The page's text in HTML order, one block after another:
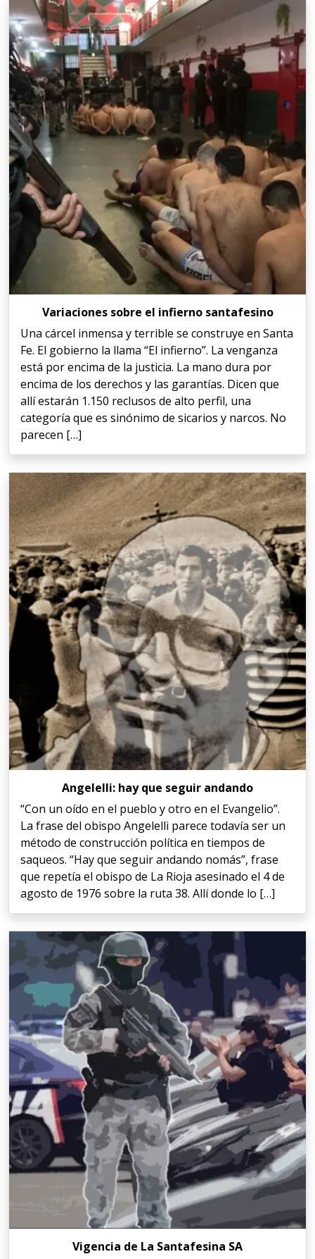
Variaciones sobre el infierno santafesino
Una cárcel inmensa y terrible se construye en Santa
Fe. El gobierno la llama “El infierno”. La venganza
está por encima de la justicia. La mano dura por
encima de los derechos y las garantías. Dicen que
allí estarán 1.150 reclusos de alto perfil, una
categoría que es sinónimo de sicarios y narcos. No
parecen […]
Angelelli: hay que seguir andando
“Con un oído en el pueblo y otro en el Evangelio”.
La frase del obispo Angelelli parece todavía ser un
método de construcción política en tiempos de
saqueos. “Hay que seguir andando nomás”, frase
que repetía el obispo de La Rioja asesinado el 4 de
agosto de 1976 sobre la ruta 38. Allí donde lo […]
Vigencia de La Santafesina SA